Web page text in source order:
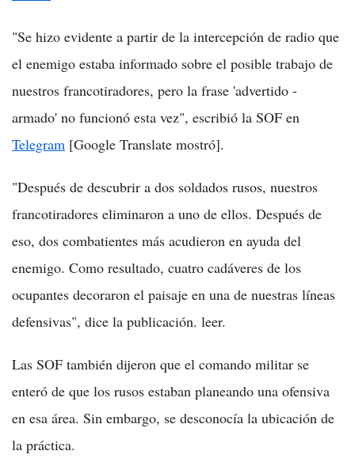
"Se hizo evidente a partir de la intercepción de radio que
el enemigo estaba informado sobre el posible trabajo de
nuestros francotiradores, pero la frase 'advertido -
armado' no funcionó esta vez", escribió la SOF en
Telegram [Google Translate mostró].
"Después de descubrir a dos soldados rusos, nuestros
francotiradores eliminaron a uno de ellos. Después de
eso, dos combatientes más acudieron en ayuda del
enemigo. Como resultado, cuatro cadáveres de los
ocupantes decoraron el paisaje en una de nuestras líneas
defensivas", dice la publicación. leer.
Las SOF también dijeron que el comando militar se
enteró de que los rusos estaban planeando una ofensiva
en esa área. Sin embargo, se desconocía la ubicación de
la práctica.